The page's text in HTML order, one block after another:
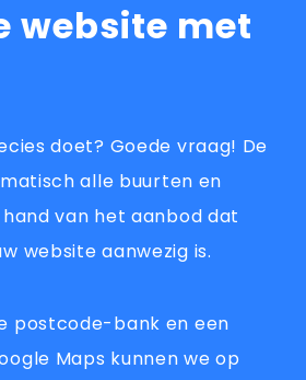
website met
doet? Goede vraag! De
alle buurten en
van het aanbod dat
website aanwezig is.
postcode-bank en een
Maps kunnen we op